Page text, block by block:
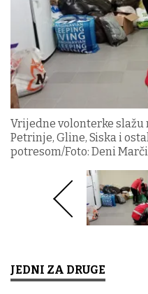
Vrijedne volonterke slažu
Petrinje, Gline, Siska i
potresom/Foto: Deni
JEDNI ZA DRUGE